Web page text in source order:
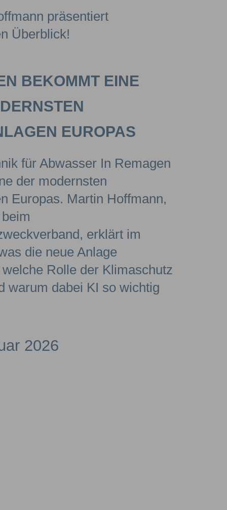
BEKOMMT EINE
EUROPAS
für Abwasser In Remagen
der modernsten
Europas. Martin Hoffmann,
erklärt im
die neue Anlage
Rolle der Klimaschutz
warum dabei KI so wichtig
2026